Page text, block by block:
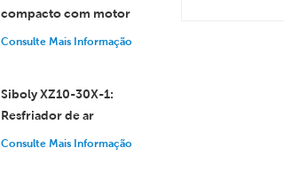
compacto com motor
axial, resfriamento
médios.
Consulte Mais Informação
Siboly XZ10-30X-1:
Resfriador de ar
evaporativo industrial
Consulte Mais Informação